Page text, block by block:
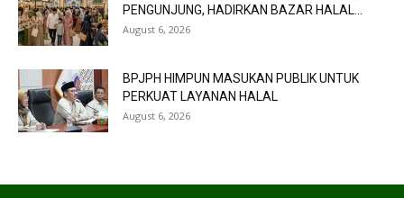
PENGUNJUNG, HADIRKAN BAZAR HALAL...
August 6, 2026
BPJPH HIMPUN MASUKAN PUBLIK UNTUK
PERKUAT LAYANAN HALAL
August 6, 2026